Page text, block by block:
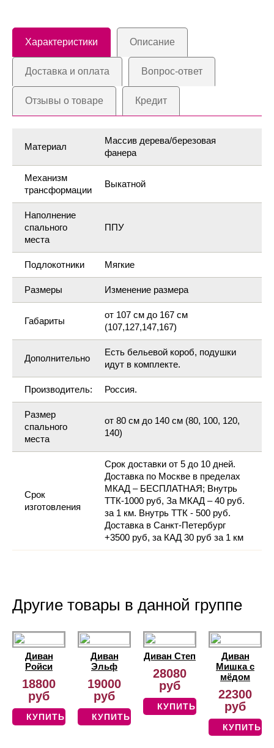
Характеристики Описание
Доставка и оплата Вопрос-ответ
Отзывы о товаре Кредит
Материал
Массив дерева/березовая
фанера
Механизм
трансформации
Выкатной
Наполнение
спального
места
ППУ
Подлокотники Мягкие
Размеры Изменение размера
Габариты
от 107 см до 167 см
(107,127,147,167)
Дополнительно
Есть бельевой короб, подушки
идут в комплекте.
Производитель: Россия.
Размер
спального
места
от 80 см до 140 см (80, 100, 120,
140)
Срок
изготовления
Срок доставки от 5 до 10 дней.
Доставка по Москве в пределах
МКАД – БЕСПЛАТНАЯ; Внутрь
ТТК-1000 руб, За МКАД – 40 руб.
за 1 км. Внутрь ТТК - 500 руб.
Доставка в Санкт-Петербург
+3500 руб, за КАД 30 руб за 1 км
Другие товары в данной группе
Диван
Ройси
18800
руб
КУПИТЬ
Диван
Эльф
19000
руб
КУПИТЬ
Диван Степ
28080
руб
КУПИТЬ
Диван
Мишка с
мёдом
22300
руб
КУПИТЬ